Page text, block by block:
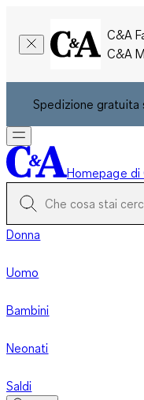
C&A
C&A
Spedizione gratuita
Homepage di
Donna
Uomo
Bambini
Neonati
Saldi